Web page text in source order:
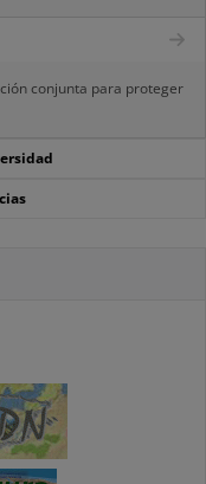
conjunta para proteger